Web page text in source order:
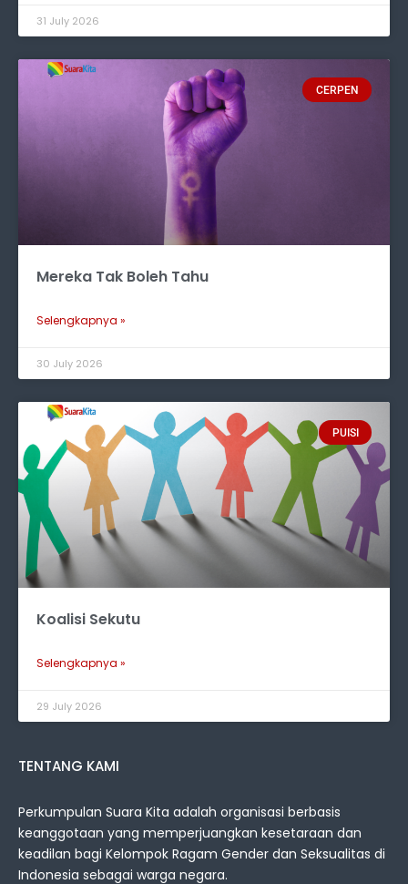
31 July 2026
CERPEN
Mereka Tak Boleh Tahu
Selengkapnya »
30 July 2026
PUISI
Koalisi Sekutu
Selengkapnya »
29 July 2026
TENTANG KAMI
Perkumpulan Suara Kita adalah organisasi berbasis
keanggotaan yang memperjuangkan kesetaraan dan
keadilan bagi Kelompok Ragam Gender dan Seksualitas di
Indonesia sebagai warga negara.